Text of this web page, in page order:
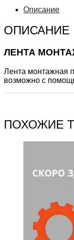
Описание
ОПИСАНИЕ
ЛЕНТА
Лента монтажная
возможно с
ПОХОЖИЕ